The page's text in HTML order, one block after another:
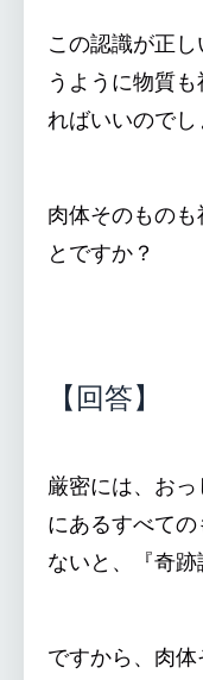
この認識が正
うように物質
ればいいのでし
肉体そのもの
とですか？
【回答】
厳密には、お
にあるすべて
ないと、『奇跡
ですから、肉